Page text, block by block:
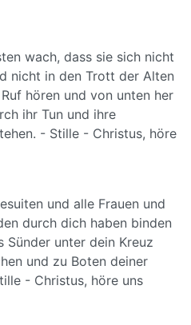
wach, dass sie sich nicht
nicht in den Trott der Alten
hören und von unten her
ihr Tun und ihre
- Stille - Christus, höre
und alle Frauen und
durch dich haben binden
Sünder unter dein Kreuz
und zu Boten deiner
- Christus, höre uns